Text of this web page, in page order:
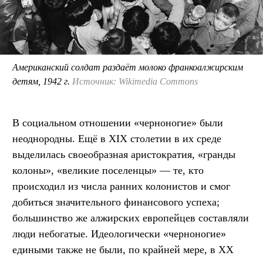
Американский солдат раздаёт молоко франкоалжирским
детям, 1942 г. Источник: Wikimedia Commons
В социальном отношении «черноногие» были
неоднородны. Ещё в XIX столетии в их среде
выделилась своеобразная аристократия, «гранды
колоны», «великие поселенцы» — те, кто
происходил из числа ранних колонистов и смог
добиться значительного финансового успеха;
большинство же алжирских европейцев составляли
люди небогатые. Идеологически «черноногие»
едиными также не были, по крайней мере, в XX